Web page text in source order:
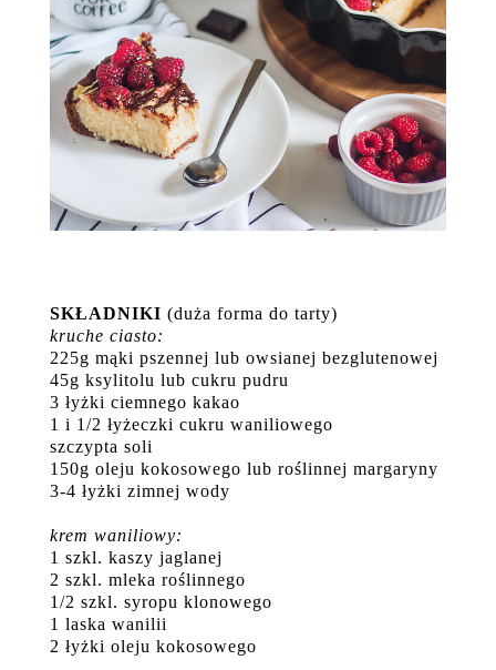
SKŁADNIKI (duża forma do tarty)
kruche ciasto:
225g mąki pszennej lub owsianej bezglutenowej
45g ksylitolu lub cukru pudru
3 łyżki ciemnego kakao
1 i 1/2 łyżeczki cukru waniliowego
szczypta soli
150g oleju kokosowego lub roślinnej margaryny
3-4 łyżki zimnej wody
krem waniliowy:
1 szkl. kaszy jaglanej
2 szkl. mleka roślinnego
1/2 szkl. syropu klonowego
1 laska wanilii
2 łyżki oleju kokosowego